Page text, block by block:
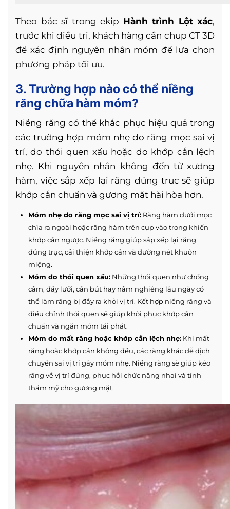
Theo bác sĩ trong ekip Hành trình Lột xác,
trước khi điều trị, khách hàng cần chụp CT 3D
để xác định nguyên nhân móm để lựa chọn
phương pháp tối ưu.
3. Trường hợp nào có thể niềng
răng chữa hàm móm?
Niềng răng có thể khắc phục hiệu quả trong
các trường hợp móm nhẹ do răng mọc sai vị
trí, do thói quen xấu hoặc do khớp cắn lệch
nhẹ. Khi nguyên nhân không đến từ xương
hàm, việc sắp xếp lại răng đúng trục sẽ giúp
khớp cắn chuẩn và gương mặt hài hòa hơn.
Móm nhẹ do răng mọc sai vị trí: Răng hàm dưới mọc
chìa ra ngoài hoặc răng hàm trên cụp vào trong khiến
khớp cắn ngược. Niềng răng giúp sắp xếp lại răng
đúng trục, cải thiện khớp cắn và đường nét khuôn
miệng.
Móm do thói quen xấu: Những thói quen như chống
cằm, đẩy lưỡi, cắn bút hay nằm nghiêng lâu ngày có
thể làm răng bị đẩy ra khỏi vị trí. Kết hợp niềng răng và
điều chỉnh thói quen sẽ giúp khôi phục khớp cắn
chuẩn và ngăn móm tái phát.
Móm do mất răng hoặc khớp cắn lệch nhẹ: Khi mất
răng hoặc khớp cắn không đều, các răng khác dễ dịch
chuyển sai vị trí gây móm nhẹ. Niềng răng sẽ giúp kéo
răng về vị trí đúng, phục hồi chức năng nhai và tính
thẩm mỹ cho gương mặt.